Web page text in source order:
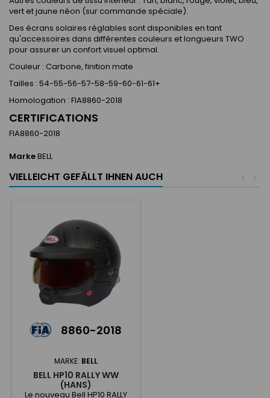
vert et jaune néon (sur commande spéciale).
Des écrans solaires réglables sont disponibles en tant
qu'accessoires dans différentes couleurs et longueurs TWO
pour assurer un confort visuel optimal.
Couleur : Carbone, finition mate
Tailles : 54-55-56-57-58-59-60-61-61+
Homologation : FIA8860-2018
CERTIFICATIONS
FIA8860-2018
MarkeBELL
VIELLEICHT GEFÄLLT IHNEN AUCH >
<
8860-2018
MARKE: BELL
BELL HP10 RALLY WW
(HANS)
Le nouveau Bell HP10 RALLY